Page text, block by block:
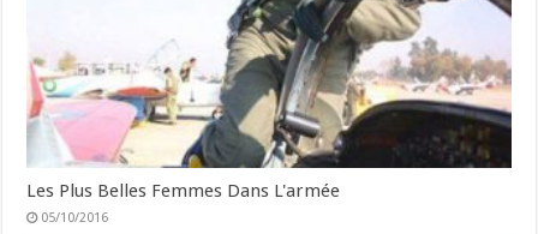
Les Plus Belles Femmes Dans L'armée
05/10/2016